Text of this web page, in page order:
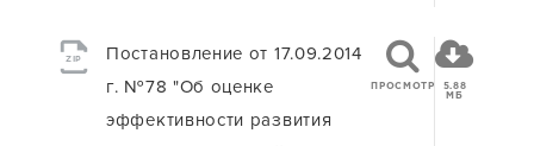
ZIP
Постановление от 17.09.2014
г. №78 "Об оценке
эффективности развития
ПРОСМОТР
5.88
МБ